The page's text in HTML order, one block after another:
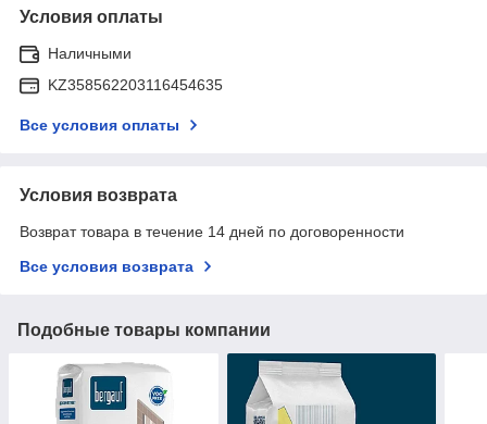
Условия оплаты
Наличными
KZ358562203116454635
Все условия оплаты
Условия возврата
Возврат товара в течение 14 дней по договоренности
Все условия возврата
Подобные товары компании